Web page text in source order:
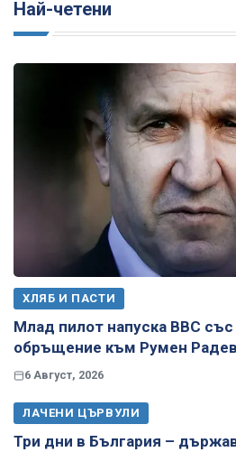
Най-четени
ХЛЯБ И ПАСТИ
Млад пилот напуска ВВС
обръщение към Румен
6 Август, 2026
ЛАЧЕНИ ЦЪРВУЛИ
Три дни в България –